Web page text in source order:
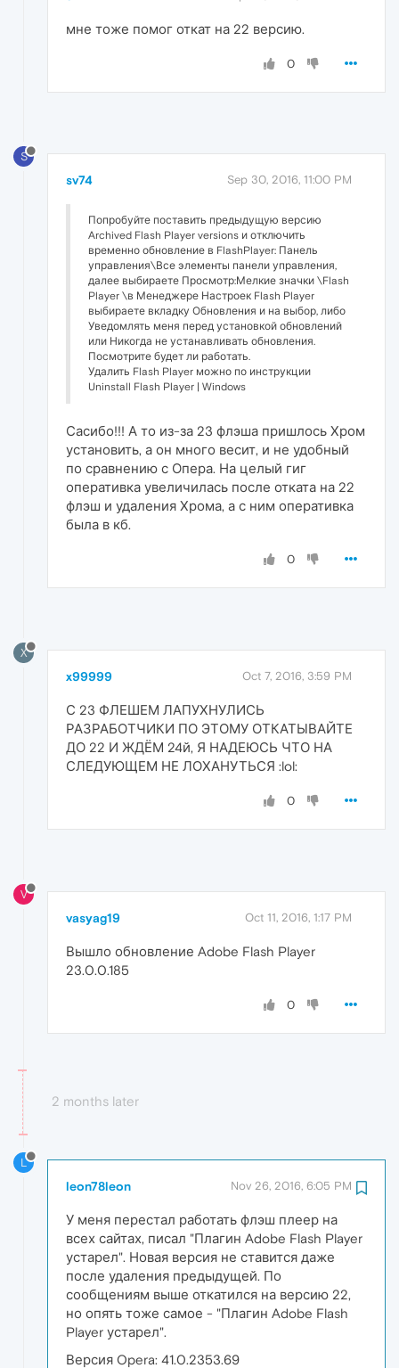
мне тоже помог откат на 22 версию.
0
S
sv74 Sep 30, 2016, 11:00 PM
Попробуйте поставить предыдущую версию
Archived Flash Player versions и отключить
временно обновление в FlashPlayer: Панель
управления\Все элементы панели управления,
далее выбираете Просмотр:Мелкие значки \Flash
Player \в Менеджере Настроек Flash Player
выбираете вкладку Обновления и на выбор, либо
Уведомлять меня перед установкой обновлений
или Никогда не устанавливать обновления.
Посмотрите будет ли работать.
Удалить Flash Player можно по инструкции
Uninstall Flash Player | Windows
Сасибо!!! А то из-за 23 флэша пришлось Хром
установить, а он много весит, и не удобный
по сравнению с Опера. На целый гиг
оперативка увеличилась после отката на 22
флэш и удаления Хрома, а с ним оперативка
была в кб.
0
X
x99999 Oct 7, 2016, 3:59 PM
С 23 ФЛЕШЕМ ЛАПУХНУЛИСЬ
РАЗРАБОТЧИКИ ПО ЭТОМУ ОТКАТЫВАЙТЕ
ДО 22 И ЖДЁМ 24й, Я НАДЕЮСЬ ЧТО НА
СЛЕДУЮЩЕМ НЕ ЛОХАНУТЬСЯ :lol:
0
V
vasyag19 Oct 11, 2016, 1:17 PM
Вышло обновление Adobe Flash Player
23.0.0.185
0
2 months later
L
leon78leon Nov 26, 2016, 6:05 PM
У меня перестал работать флэш плеер на
всех сайтах, писал "Плагин Adobe Flash Player
устарел". Новая версия не ставится даже
после удаления предыдущей. По
сообщениям выше откатился на версию 22,
но опять тоже самое - "Плагин Adobe Flash
Player устарел".
Версия Opera: 41.0.2353.69